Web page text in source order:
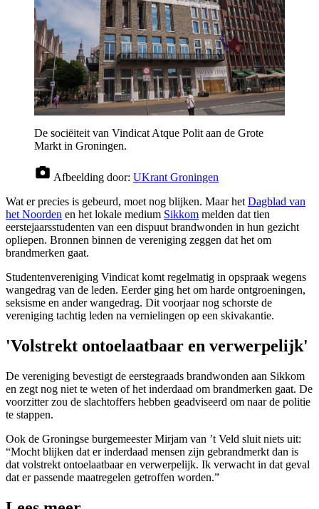
De sociëiteit van Vindicat Atque Polit aan de Grote
Markt in Groningen.
Afbeelding door: UKrant Groningen
Wat er precies is gebeurd, moet nog blijken. Maar het Dagblad van
het Noorden en het lokale medium Sikkom melden dat tien
eerstejaarsstudenten van een dispuut brandwonden in hun gezicht
opliepen. Bronnen binnen de vereniging zeggen dat het om
brandmerken gaat.
Studentenvereniging Vindicat komt regelmatig in opspraak wegens
wangedrag van de leden. Eerder ging het om harde ontgroeningen,
seksisme en ander wangedrag. Dit voorjaar nog schorste de
vereniging tachtig leden na vernielingen op een skivakantie.
'Volstrekt ontoelaatbaar en verwerpelijk'
De vereniging bevestigt de eerstegraads brandwonden aan Sikkom
en zegt nog niet te weten of het inderdaad om brandmerken gaat. De
voorzitter zou de slachtoffers hebben geadviseerd om naar de politie
te stappen.
Ook de Groningse burgemeester Mirjam van ’t Veld sluit niets uit:
“Mocht blijken dat er inderdaad mensen zijn gebrandmerkt dan is
dat volstrekt ontoelaatbaar en verwerpelijk. Ik verwacht in dat geval
dat er passende maatregelen getroffen worden.”